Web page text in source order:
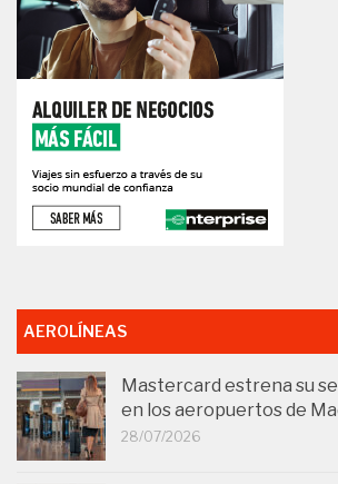
AEROLÍNEAS
Mastercard estrena su
en los aeropuertos de
28/07/2026